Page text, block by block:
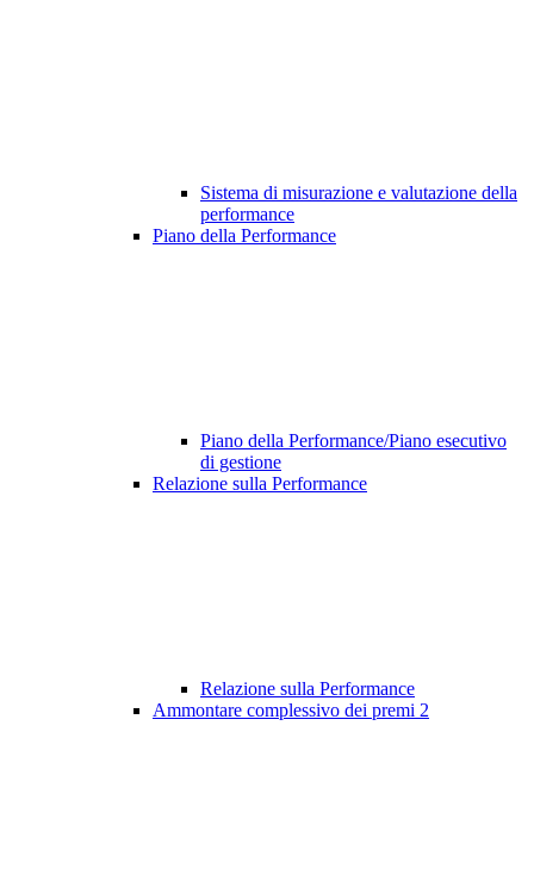
Sistema di misurazione e valutazione della
performance
Piano della Performance
Piano della Performance/Piano esecutivo
di gestione
Relazione sulla Performance
Relazione sulla Performance
Ammontare complessivo dei premi 2